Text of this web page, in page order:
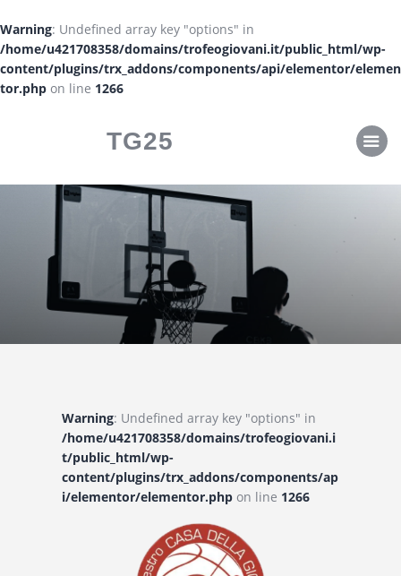
Warning: Undefined array key "options" in
/home/u421708358/domains/trofeogiovani.it/public_html/wp-
content/plugins/trx_addons/components/api/elementor/elemen
tor.php on line 1266
TG25
CALENDARI
Warning: Undefined array key "options" in
/home/u421708358/domains/trofeogiovani.i
t/public_html/wp-
content/plugins/trx_addons/components/ap
i/elementor/elementor.php on line 1266